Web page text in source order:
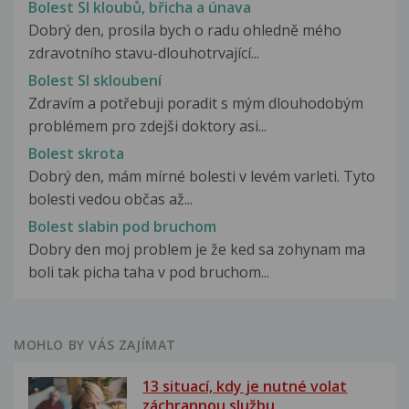
Bolest SI kloubů, břicha a únava
Dobrý den, prosila bych o radu ohledně mého
zdravotního stavu-dlouhotrvající...
Bolest SI skloubení
Zdravím a potřebuji poradit s mým dlouhodobým
problémem pro zdejši doktory asi...
Bolest skrota
Dobrý den, mám mírné bolesti v levém varleti. Tyto
bolesti vedou občas až...
Bolest slabin pod bruchom
Dobry den moj problem je že ked sa zohynam ma
boli tak picha taha v pod bruchom...
MOHLO BY VÁS ZAJÍMAT
13 situací, kdy je nutné volat